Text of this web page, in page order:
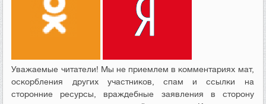
Уважаемые читатели! Мы не приемлем в комментариях мат,
оскорбления других участников, спам и ссылки на
сторонние ресурсы, враждебные заявления в сторону